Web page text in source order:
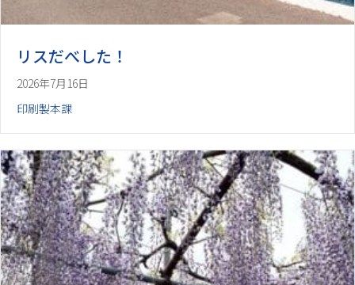
リスだべした！
2026年7月16日
印刷製本課